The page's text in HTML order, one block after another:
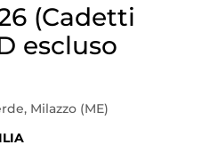
(Cadetti
escluso
Milazzo (ME)